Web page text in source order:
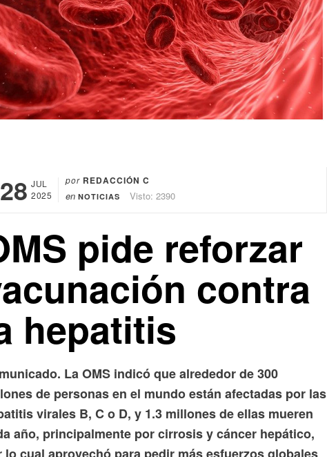
28 JUL
2025
por REDACCIÓN C
en NOTICIAS Visto: 2390
pide reforzar
contra
hepatitis
La OMS indicó que alrededor de 300
de personas en el mundo están afectadas por las
virales B, C o D, y 1.3 millones de ellas mueren
año, principalmente por cirrosis y cáncer hepático,